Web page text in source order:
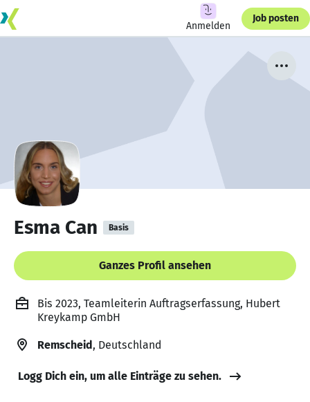
Anmelden
Job posten
Esma Can Basis
Ganzes Profil ansehen
Bis 2023, Teamleiterin Auftragserfassung, Hubert
Kreykamp GmbH
Remscheid, Deutschland
Logg Dich ein, um alle Einträge zu sehen.